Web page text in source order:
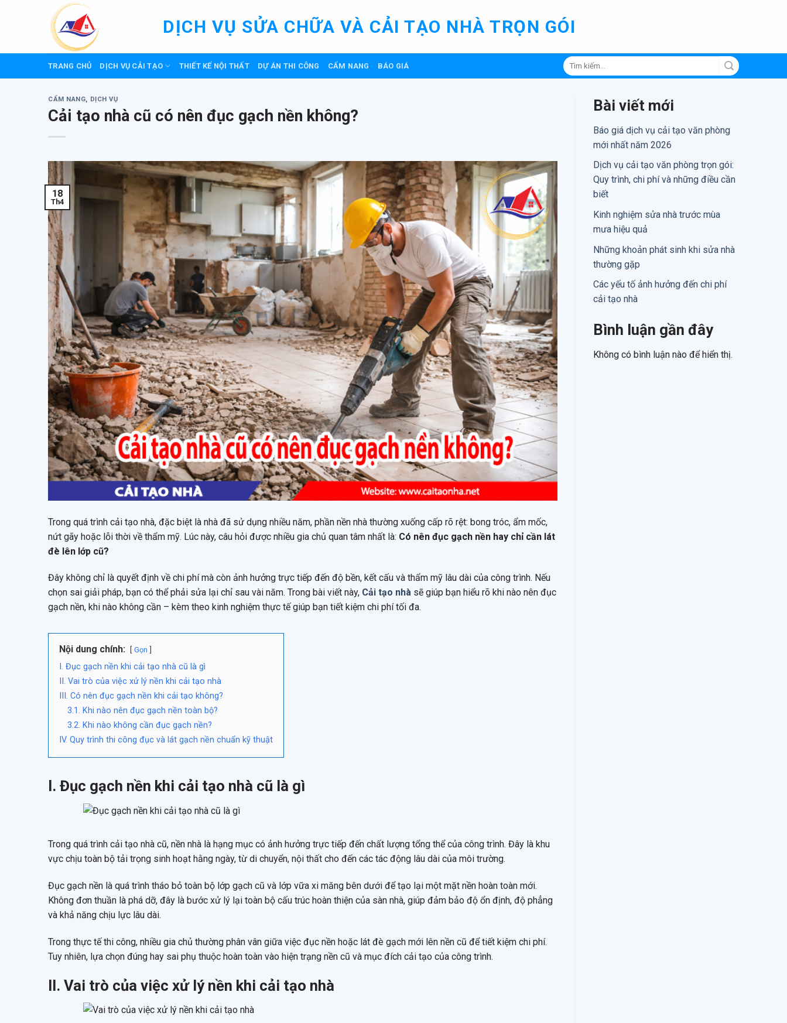
DỊCH VỤ SỬA CHỮA VÀ CẢI TẠO NHÀ TRỌN GÓI
TRANG CHỦ DỊCH VỤ CẢI TẠO THIẾT KẾ NỘI THẤT DỰ ÁN THI CÔNG CẨM NANG BÁO GIÁ
Tìm
kiếm:
CẨM NANG, DỊCH VỤ
Cải tạo nhà cũ có nên đục gạch nền không?
18
Th4
Trong quá trình cải tạo nhà, đặc biệt là nhà đã sử dụng nhiều năm, phần nền nhà thường xuống cấp rõ rệt: bong tróc, ẩm mốc,
nứt gãy hoặc lỗi thời về thẩm mỹ. Lúc này, câu hỏi được nhiều gia chủ quan tâm nhất là: Có nên đục gạch nền hay chỉ cần lát
đè lên lớp cũ?
Đây không chỉ là quyết định về chi phí mà còn ảnh hưởng trực tiếp đến độ bền, kết cấu và thẩm mỹ lâu dài của công trình. Nếu
chọn sai giải pháp, bạn có thể phải sửa lại chỉ sau vài năm. Trong bài viết này, Cải tạo nhà sẽ giúp bạn hiểu rõ khi nào nên đục
gạch nền, khi nào không cần – kèm theo kinh nghiệm thực tế giúp bạn tiết kiệm chi phí tối đa.
Nội dung chính: Gọn
I. Đục gạch nền khi cải tạo nhà cũ là gì
II. Vai trò của việc xử lý nền khi cải tạo nhà
III. Có nên đục gạch nền khi cải tạo không?
3.1. Khi nào nên đục gạch nền toàn bộ?
3.2. Khi nào không cần đục gạch nền?
IV. Quy trình thi công đục và lát gạch nền chuẩn kỹ thuật
I. Đục gạch nền khi cải tạo nhà cũ là gì
Trong quá trình cải tạo nhà cũ, nền nhà là hạng mục có ảnh hưởng trực tiếp đến chất lượng tổng thể của công trình. Đây là khu
vực chịu toàn bộ tải trọng sinh hoạt hằng ngày, từ di chuyển, nội thất cho đến các tác động lâu dài của môi trường.
Đục gạch nền là quá trình tháo bỏ toàn bộ lớp gạch cũ và lớp vữa xi măng bên dưới để tạo lại một mặt nền hoàn toàn mới.
Không đơn thuần là phá dỡ, đây là bước xử lý lại toàn bộ cấu trúc hoàn thiện của sàn nhà, giúp đảm bảo độ ổn định, độ phẳng
và khả năng chịu lực lâu dài.
Trong thực tế thi công, nhiều gia chủ thường phân vân giữa việc đục nền hoặc lát đè gạch mới lên nền cũ để tiết kiệm chi phí.
Tuy nhiên, lựa chọn đúng hay sai phụ thuộc hoàn toàn vào hiện trạng nền cũ và mục đích cải tạo của công trình.
II. Vai trò của việc xử lý nền khi cải tạo nhà
Bài viết mới
Báo giá dịch vụ cải tạo văn phòng
mới nhất năm 2026
Dịch vụ cải tạo văn phòng trọn gói:
Quy trình, chi phí và những điều cần
biết
Kinh nghiệm sửa nhà trước mùa
mưa hiệu quả
Những khoản phát sinh khi sửa nhà
thường gặp
Các yếu tố ảnh hưởng đến chi phí
cải tạo nhà
Bình luận gần đây
Không có bình luận nào để hiển thị.